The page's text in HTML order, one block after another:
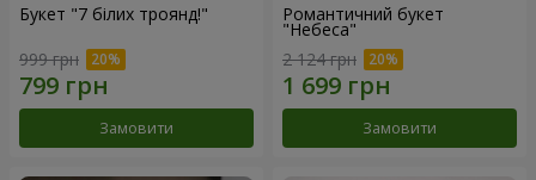
Букет "7 білих троянд!"
999 грн
Замовити
Романтичний букет
"Небеса"
2 124 грн
Замовити